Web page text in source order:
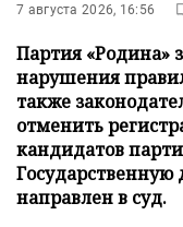
7 августа 2026, 16:56
Партия «Родина»
нарушения
также
отменить
кандидатов
направлен в суд.